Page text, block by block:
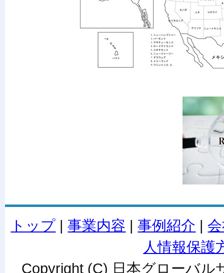
トップ |事業内容 |事例紹介 |
人情報保護
Copyright (C) 日本グローバル